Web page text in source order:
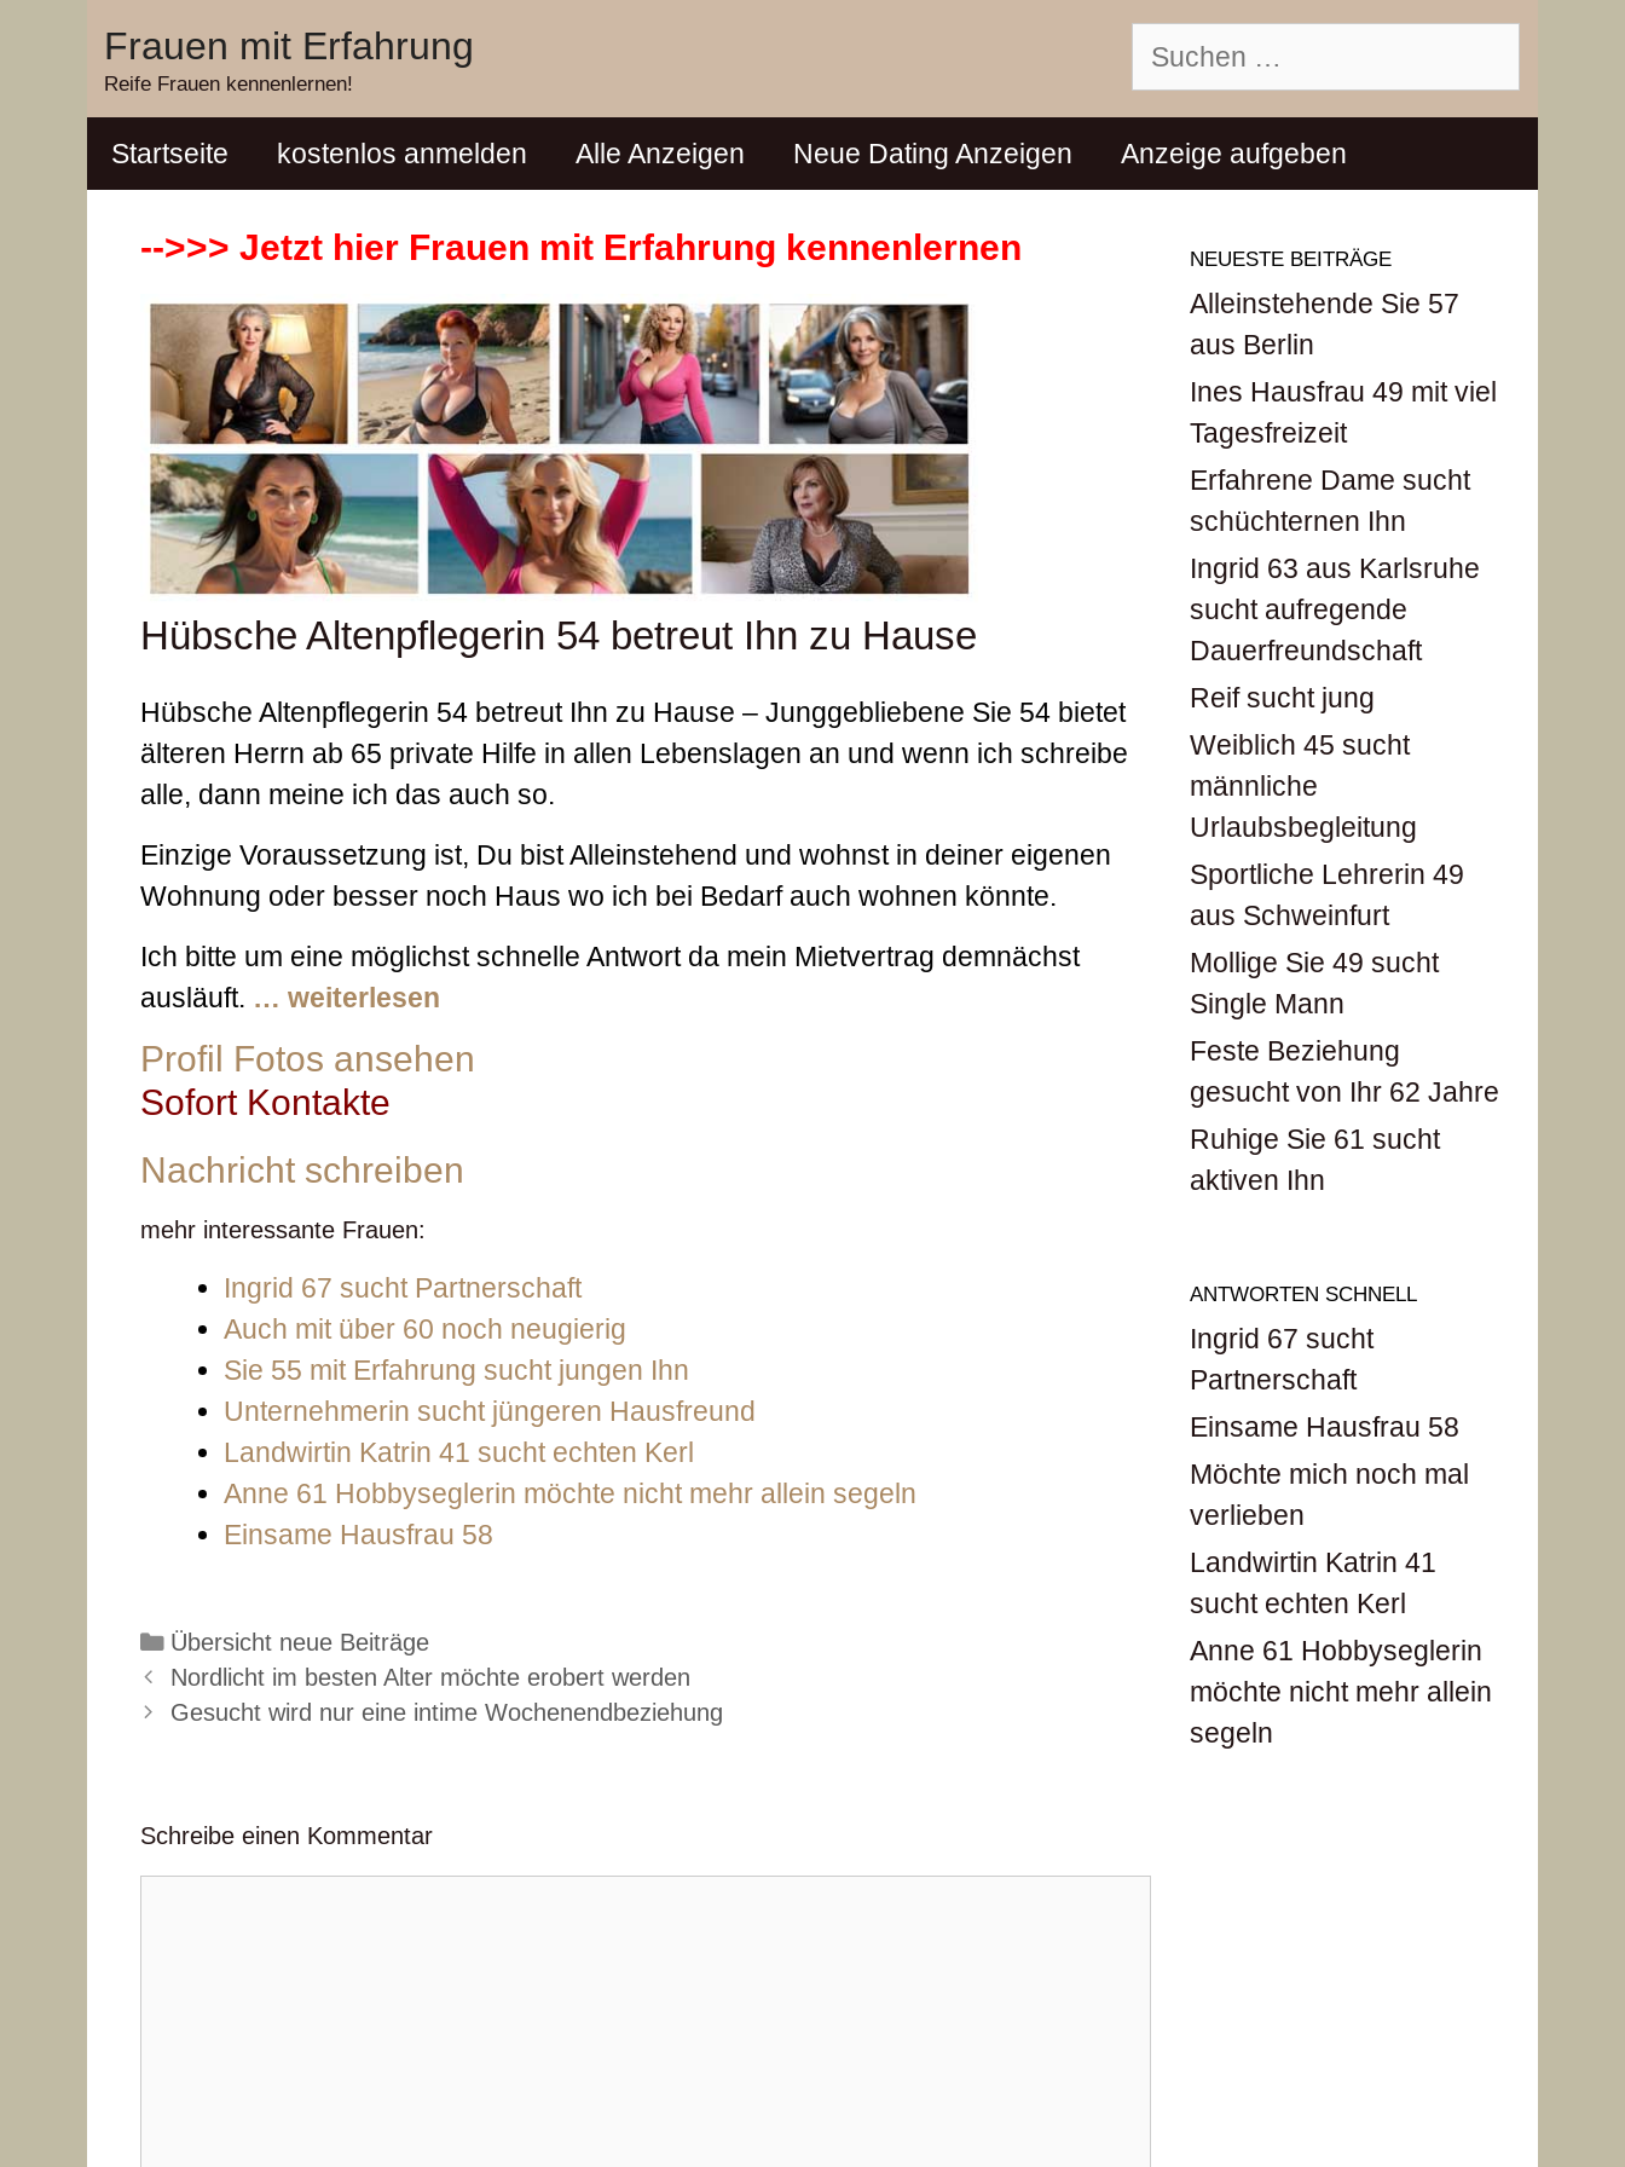
springen
Suchen
nach:
Frauen mit Erfahrung
Reife Frauen kennenlernen!
Startseite kostenlos anmelden Alle Anzeigen Neue Dating Anzeigen Anzeige aufgeben
-->>> Jetzt hier Frauen mit Erfahrung kennenlernen
Hübsche Altenpflegerin 54 betreut Ihn zu Hause
Hübsche Altenpflegerin 54 betreut Ihn zu Hause – Junggebliebene Sie 54 bietet
älteren Herrn ab 65 private Hilfe in allen Lebenslagen an und wenn ich schreibe
alle, dann meine ich das auch so.
Einzige Voraussetzung ist, Du bist Alleinstehend und wohnst in deiner eigenen
Wohnung oder besser noch Haus wo ich bei Bedarf auch wohnen könnte.
Ich bitte um eine möglichst schnelle Antwort da mein Mietvertrag demnächst
ausläuft. … weiterlesen
Profil Fotos ansehen
Sofort Kontakte
Nachricht schreiben
mehr interessante Frauen:
Ingrid 67 sucht Partnerschaft
Auch mit über 60 noch neugierig
Sie 55 mit Erfahrung sucht jungen Ihn
Unternehmerin sucht jüngeren Hausfreund
Landwirtin Katrin 41 sucht echten Kerl
Anne 61 Hobbyseglerin möchte nicht mehr allein segeln
Einsame Hausfrau 58
Kategorien
Übersicht neue Beiträge
Nordlicht im besten Alter möchte erobert werden
Gesucht wird nur eine intime Wochenendbeziehung
Schreibe einen Kommentar
NEUESTE BEITRÄGE
Alleinstehende Sie 57
aus Berlin
Ines Hausfrau 49 mit viel
Tagesfreizeit
Erfahrene Dame sucht
schüchternen Ihn
Ingrid 63 aus Karlsruhe
sucht aufregende
Dauerfreundschaft
Reif sucht jung
Weiblich 45 sucht
männliche
Urlaubsbegleitung
Sportliche Lehrerin 49
aus Schweinfurt
Mollige Sie 49 sucht
Single Mann
Feste Beziehung
gesucht von Ihr 62 Jahre
Ruhige Sie 61 sucht
aktiven Ihn
ANTWORTEN SCHNELL
Ingrid 67 sucht
Partnerschaft
Einsame Hausfrau 58
Möchte mich noch mal
verlieben
Landwirtin Katrin 41
sucht echten Kerl
Anne 61 Hobbyseglerin
möchte nicht mehr allein
segeln